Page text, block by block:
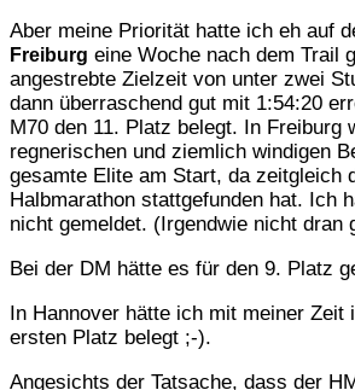
Aber meine Priorität hatte ich eh auf
Freiburg eine Woche nach dem Trail
angestrebte Zielzeit von unter zwei
dann überraschend gut mit 1:54:20
M70 den 11. Platz belegt. In Freiburg
regnerischen und ziemlich windigen
gesamte Elite am Start, da zeitgleich
Halbmarathon stattgefunden hat. Ich
nicht gemeldet. (Irgendwie nicht dran
Bei der DM hätte es für den 9. Platz
In Hannover hätte ich mit meiner Zeit
ersten Platz belegt ;-).
Angesichts der Tatsache, dass der